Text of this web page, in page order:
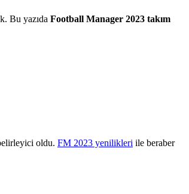
Bu yazıda Football Manager 2023 takım
oldu. FM 2023 yenilikleri ile beraber